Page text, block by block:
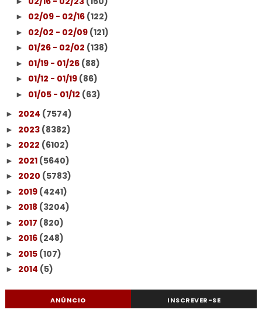
► 02/09 - 02/16 (122)
► 02/02 - 02/09 (121)
► 01/26 - 02/02 (138)
► 01/19 - 01/26 (88)
► 01/12 - 01/19 (86)
► 01/05 - 01/12 (63)
► 2024 (7574)
► 2023 (8382)
► 2022 (6102)
► 2021 (5640)
► 2020 (5783)
► 2019 (4241)
► 2018 (3204)
► 2017 (820)
► 2016 (248)
► 2015 (107)
► 2014 (5)
ANÚNCIO INSCREVER-SE